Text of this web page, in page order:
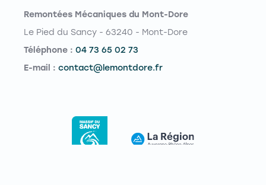
Remontées Mécaniques du Mont-Dore
Le Pied du Sancy - 63240 - Mont-Dore
Téléphone : 04 73 65 02 73
E-mail : contact@lemontdore.fr